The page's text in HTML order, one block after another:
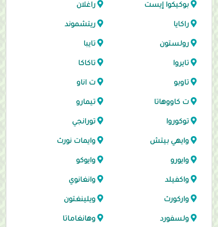
بوكيكوا إيست راغلان
راكايا ريتشموند
رولستون تايبا
تايروا تاكاكا
تاوبو ت اناو
ت كاووهاتا تيمارو
توكوروا تورانجي
وايهي بيتش وايمات نورث
وايورو وايوكو
واكفيلد وانغانوي
واركورث ويلينغتون
ولسفورد وهانغاماتا